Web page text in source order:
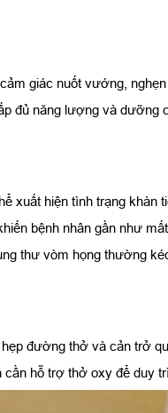
giác nuốt vướng,
đủ năng lượng và dưỡng
xuất hiện tình trạng khàn
bệnh nhân gần như
thư vòm họng thường
đường thở và cản trở
hỗ trợ thở oxy để duy